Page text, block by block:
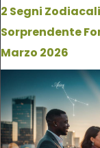
2 Segni
Sorprendente
Marzo 2026